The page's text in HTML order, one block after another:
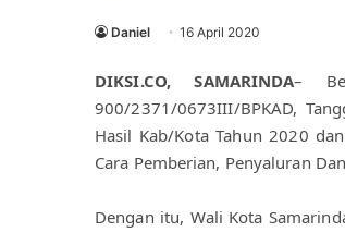
Daniel 16 April 2020
DIKSI.CO, SAMARINDA–
900/2371/0673III/BPKAD,
Hasil Kab/Kota Tahun 2020
Cara Pemberian, Penyaluran
Dengan itu, Wali Kota